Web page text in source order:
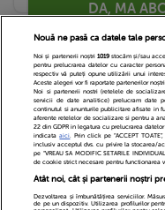
DA, MA
Echipa Editoriala
Cariere
Cookies
Nouă ne pasă ca datele tale
Noi și partenerii noștri 1019stocăm și/sau
pentru prelucrarea datelor cu caracter
respectiv vă puteți opune utilizării unui
Aceste alegeri vor fi raportate partenerilor
Noi si partenerii nostri (retelele de
servicii de date analitice) prelucram date
continutul si anunturile publicitare afisate in
aferente retelelor de socializare si pentru a
22 din GDPR in legatura cu prelucrarea
indicataaici. Prin click pe “ACCEPT
inclusiv acceptul dvs. cu privire la stocarea/
pe “VREAU SA MODIFIC SETARILE
de cookie strict necesare pentru functionarea
Atât noi, cât și partenerii noștri
Dezvoltarea și îmbunătățirea serviciilor.
de pe un dispozitiv. Utilizarea profilurilor